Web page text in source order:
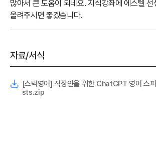
많아서 큰 도움이 되네요. 지식강좌에 에스텔 선
올려주시면 좋겠습니다.
자료/서식
[스낵영어] 직장인을 위한 ChatGPT 영어 스
sts.zip